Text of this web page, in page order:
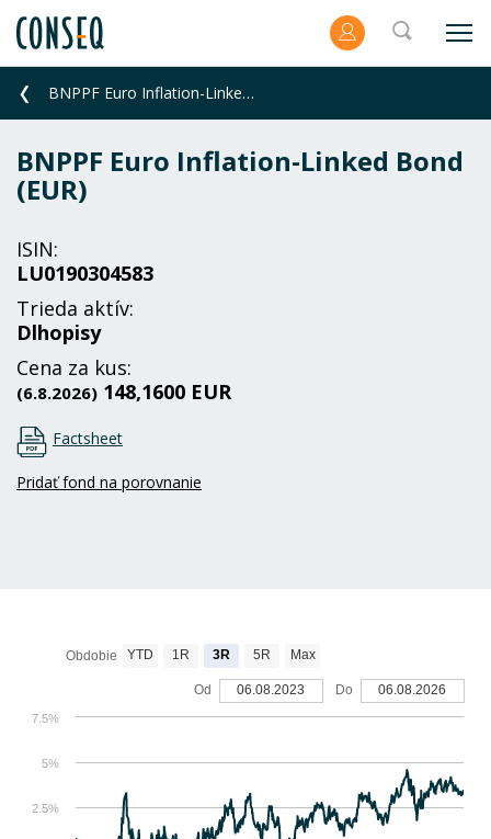
BNPPF Euro Inflation-Linked Bond (EUR)
BNPPF Euro Inflation-Linked Bond
(EUR)
ISIN:
LU0190304583
Trieda aktív:
Dlhopisy
Cena za kus:
(6.8.2026) 148,1600 EUR
Factsheet
Pridať fond na porovnanie
2.5%
5%
7.5%
Obdobie YTD 1R 3R 5R Max
Od 06.08.2023 Do 06.08.2026